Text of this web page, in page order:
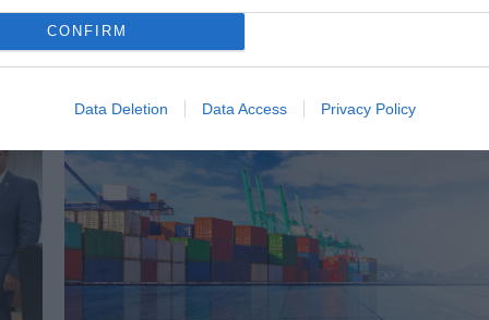
CONFIRM
Data Deletion Data Access Privacy Policy